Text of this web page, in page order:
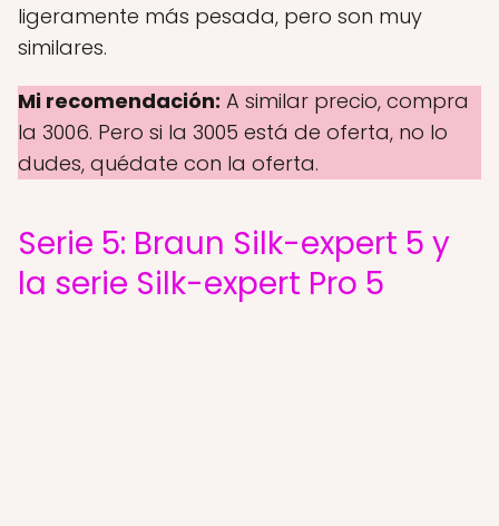
ligeramente más pesada, pero son muy
similares.
Mi recomendación: A similar precio, compra
la 3006. Pero si la 3005 está de oferta, no lo
dudes, quédate con la oferta.
Serie 5: Braun Silk-expert 5 y
la serie Silk-expert Pro 5